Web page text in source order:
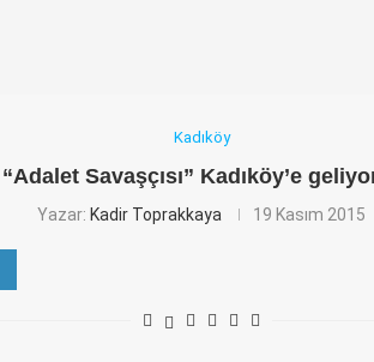
Kadıköy
“Adalet Savaşçısı” Kadıköy’e
Yazar: Kadir Toprakkaya 19 Kasım 2015